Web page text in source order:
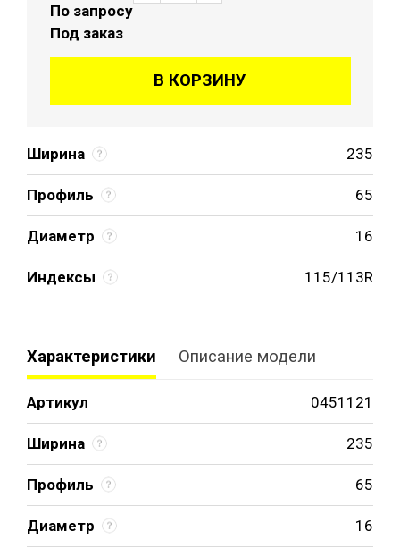
Ширина 235
Профиль 65
Диаметр 16
Индексы 115/113R
По запросу
Под заказ
В КОРЗИНУ
Характеристики Описание модели
Артикул 0451121
Ширина 235
Профиль 65
Диаметр 16